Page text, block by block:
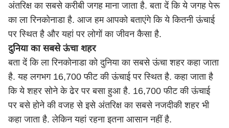
अंतरिक्ष का सबसे करीबी जगह माना जाता है. बता दें कि ये जगह पेरू
का ला रिनकोनाडा है. आज हम आपको बताएंगे कि ये कितनी ऊंचाई
पर स्थित है और यहां पर लोगों का जीवन कैसा है.
दुनिया का सबसे ऊंचा शहर
बता दें कि ला रिनकोनाडा को दुनिया का सबसे ऊंचा शहर कहा जाता
है. यह लगभग 16,700 फीट की ऊंचाई पर स्थित है. कहा जाता है
कि ये शहर सोने के ढेर पर बसा हुआ है. 16,700 फीट की ऊंचाई
पर बसे होने की वजह से इसे अंतर‍िक्ष का सबसे नजदीकी शहर भी
कहा जाता है. लेकिन यहां रहना इतना आसान नहीं है.